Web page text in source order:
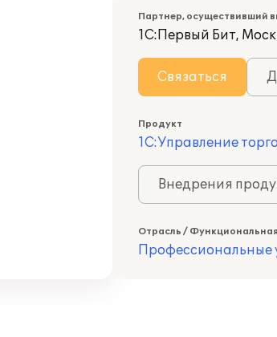
Партнер, осуществивший
1С:Первый Бит,
Связаться
Продукт
1С:Управление
Внедрения
Отрасль /
Профессиональные